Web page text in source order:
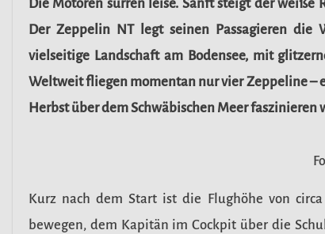
Die Motoren surren leise. Sanft steigt der weiße
Der Zeppelin NT legt seinen Passagieren
vielseitige Landschaft am Bodensee, mit
Weltweit fliegen momentan nur vier Zeppeline –
Herbst über dem Schwäbischen Meer faszinieren
Kurz nach dem Start ist die Flughöhe von
bewegen, dem Kapitän im Cockpit über die